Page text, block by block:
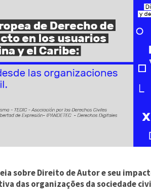
sobre Direito de Autor e seu
das organizações da sociedade